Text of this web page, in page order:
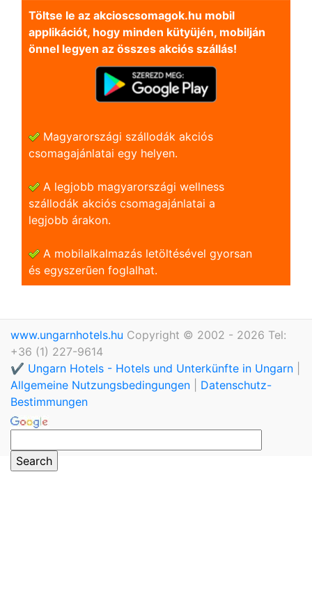
Töltse le az akcioscsomagok.hu mobil
applikációt, hogy minden kütyüjén, mobilján
önnel legyen az összes akciós szállás!
Magyarországi szállodák akciós
csomagajánlatai egy helyen.
A legjobb magyarországi wellness
szállodák akciós csomagajánlatai a
legjobb árakon.
A mobilalkalmazás letöltésével gyorsan
és egyszerũen foglalhat.
www.ungarnhotels.hu Copyright © 2002 - 2026 Tel:
+36 (1) 227-9614
✔️ Ungarn Hotels - Hotels und Unterkünfte in Ungarn
Allgemeine Nutzungsbedingungen
Datenschutz-
Bestimmungen